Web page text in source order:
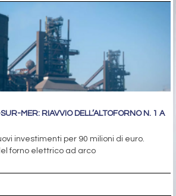
MER: RIAVVIO DELL’ALTOFORNO N. 1 A
investimenti per 90 milioni di euro.
forno elettrico ad arco